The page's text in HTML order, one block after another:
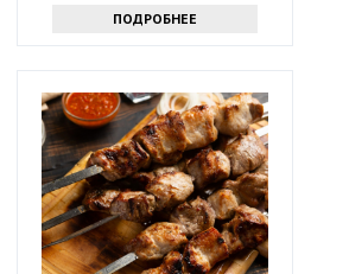
сохранит сухость в обуви
ПОДРОБНЕЕ